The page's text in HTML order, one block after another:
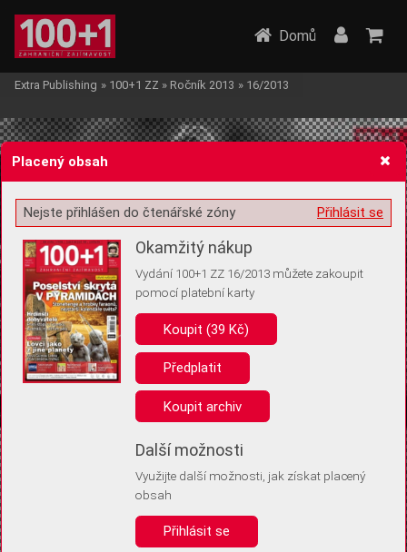
Žádost o souhlas s ukládáním volitelných informací
Pro základní fungování webu nepotřebujeme ukládat žádné informace
(tzv. cookies apod.). Rádi bychom vás ale požádali o souhlas s
uložením volitelných informací:
Anonymní unikátní ID
Díky němu příště poznáme, že se jedná o stejné zařízení, a
Identifikátor je zcela anonymní.
Vaše souhlasy a odmítnutí si ukládáme do vašeho zařízení, abychom se
vás už příště znovu neptali. Můžete je kdykoli později upravit ve Správě
Domů
Extra Publishing » 100+1 ZZ » Ročník 2013 » 16/2013
Placený obsah
Přihlásit se
Nejste přihlášen do čtenářské zóny
Okamžitý nákup
Vydání 100+1 ZZ 16/2013 můžete zakoupit
pomocí platební karty
Koupit (39 Kč)
Předplatit
Koupit archiv
Další možnosti
Využijte další možnosti, jak získat placený
obsah
Přihlásit se